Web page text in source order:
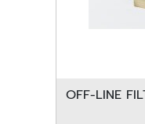
OFF-LINE